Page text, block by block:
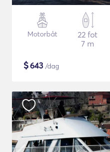
Motorbåt
22 fot
7 m
$643 /dag